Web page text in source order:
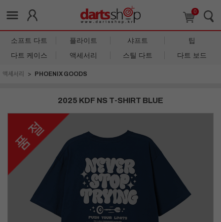
0
소프트 다트 플라이트 샤프트
팁
다트 케이스
액세서리 스틸 다트 다트 보드
액세서리 PHOENIX GOODS
2025 KDF NS T-SHIRT BLUE